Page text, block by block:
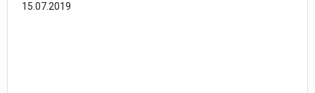
15.07.2019